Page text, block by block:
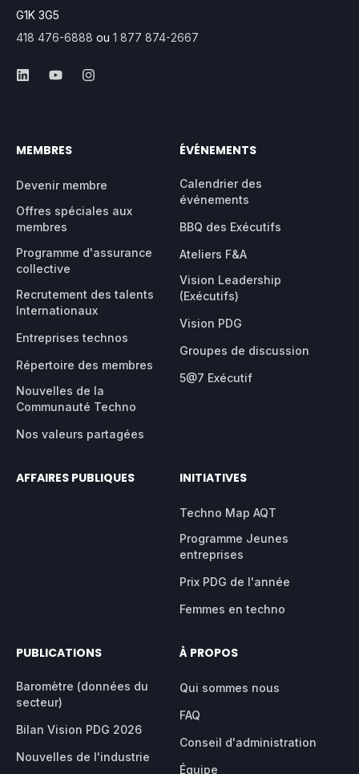
G1K 3G5
418 476-6888 ou 1 877 874-2667
MEMBRES
Devenir membre
Offres spéciales aux
membres
Programme d'assurance
collective
Recrutement des talents
Internationaux
Entreprises technos
Répertoire des membres
Nouvelles de la
Communauté Techno
Nos valeurs partagées
ÉVÉNEMENTS
Calendrier des
événements
BBQ des Exécutifs
Ateliers F&A
Vision Leadership
(Exécutifs)
Vision PDG
Groupes de discussion
5@7 Exécutif
AFFAIRES PUBLIQUES INITIATIVES
Techno Map AQT
Programme Jeunes
entreprises
Prix PDG de l'année
Femmes en techno
PUBLICATIONS
Baromètre (données du
secteur)
Bilan Vision PDG 2026
Nouvelles de l'industrie
À PROPOS
Qui sommes nous
FAQ
Conseil d'administration
Équipe